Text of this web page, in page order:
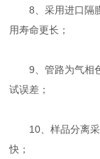
8、采用进口隔膜
用寿命更长；
9、管路为气相色
试误差；
10、样品分离采
快；